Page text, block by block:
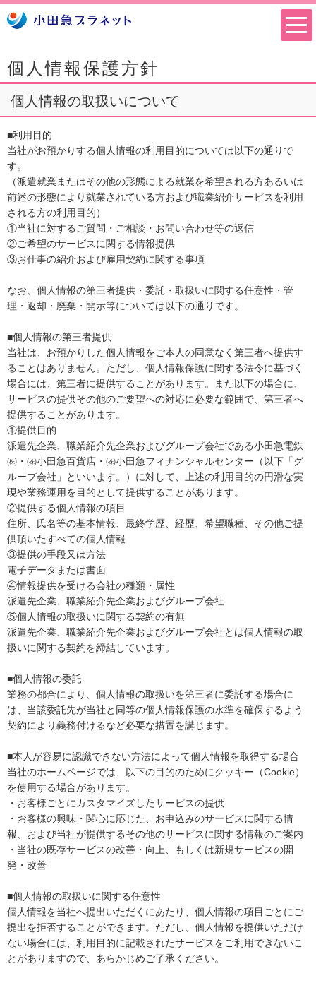
個人情報保護方針
個人情報の取扱いについて
■利用目的
当社がお預かりする個人情報の利用目的については以下の通りで
す。
（派遣就業またはその他の形態による就業を希望される方あるいは
前述の形態により就業されている方および職業紹介サービスを利用
される方の利用目的）
①当社に対するご質問・ご相談・お問い合わせ等の返信
②ご希望のサービスに関する情報提供
③お仕事の紹介および雇用契約に関する事項
なお、個人情報の第三者提供・委託・取扱いに関する任意性・管
理・返却・廃棄・開示等については以下の通りです。
■個人情報の第三者提供
当社は、お預かりした個人情報をご本人の同意なく第三者へ提供す
ることはありません。ただし、個人情報保護に関する法令に基づく
場合には、第三者に提供することがあります。また以下の場合に、
サービスの提供その他のご要望への対応に必要な範囲で、第三者へ
提供することがあります。
①提供目的
派遣先企業、職業紹介先企業およびグループ会社である小田急電鉄
㈱・㈱小田急百貨店・㈱小田急フィナンシャルセンター（以下「グ
ループ会社」といいます。）に対して、上述の利用目的の円滑な実
現や業務運用を目的として提供することがあります。
②提供する個人情報の項目
住所、氏名等の基本情報、最終学歴、経歴、希望職種、その他ご提
供頂いたすべての個人情報
③提供の手段又は方法
電子データまたは書面
④情報提供を受ける会社の種類・属性
派遣先企業、職業紹介先企業およびグループ会社
⑤個人情報の取扱いに関する契約の有無
派遣先企業、職業紹介先企業およびグループ会社とは個人情報の取
扱いに関する契約を締結しています。
■個人情報の委託
業務の都合により、個人情報の取扱いを第三者に委託する場合に
は、当該委託先が当社と同等の個人情報保護の水準を確保するよう
契約により義務付けるなど必要な措置を講じます。
■本人が容易に認識できない方法によって個人情報を取得する場合
当社のホームページでは、以下の目的のためにクッキー（Cookie）
を使用する場合があります。
・お客様ごとにカスタマイズしたサービスの提供
・お客様の興味・関心に応じた、お申込みのサービスに関する情
報、および当社が提供するその他のサービスに関する情報のご案内
・当社の既存サービスの改善・向上、もしくは新規サービスの開
発・改善
■個人情報の取扱いに関する任意性
個人情報を当社へ提出いただくにあたり、個人情報の項目ごとにご
提出を拒否することができます。ただし、個人情報を提供いただけ
ない場合には、利用目的に記載されたサービスをご利用できないこ
とがありますので、あらかじめご了承ください。